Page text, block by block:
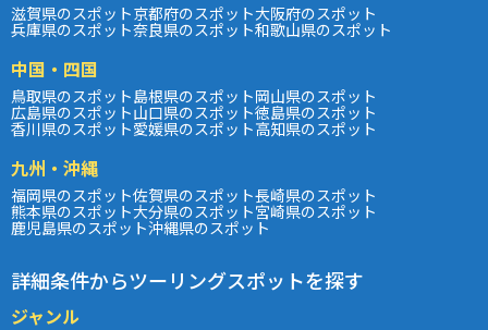
滋賀県のスポット京都府のスポット大阪府のスポット
兵庫県のスポット奈良県のスポット和歌山県のスポット
中国・四国
鳥取県のスポット島根県のスポット岡山県のスポット
広島県のスポット山口県のスポット徳島県のスポット
香川県のスポット愛媛県のスポット高知県のスポット
九州・沖縄
福岡県のスポット佐賀県のスポット長崎県のスポット
熊本県のスポット大分県のスポット宮崎県のスポット
鹿児島県のスポット沖縄県のスポット
詳細条件からツーリングスポットを探す
ジャンル